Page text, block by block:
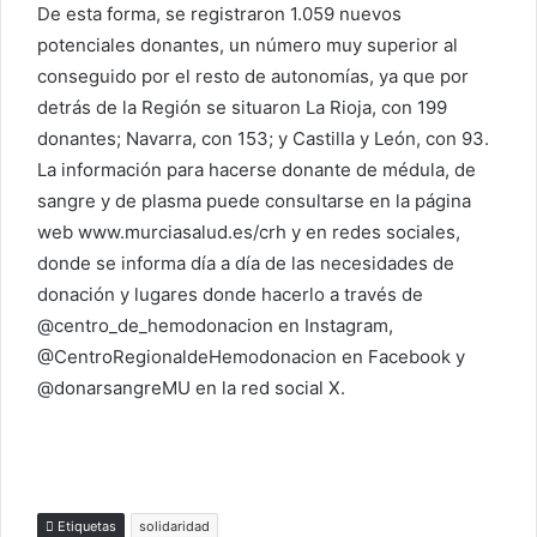
De esta forma, se registraron 1.059 nuevos
potenciales donantes, un número muy superior al
conseguido por el resto de autonomías, ya que por
detrás de la Región se situaron La Rioja, con 199
donantes; Navarra, con 153; y Castilla y León, con 93.
La información para hacerse donante de médula, de
sangre y de plasma puede consultarse en la página
web www.murciasalud.es/crh y en redes sociales,
donde se informa día a día de las necesidades de
donación y lugares donde hacerlo a través de
@centro_de_hemodonacion en Instagram,
@CentroRegionaldeHemodonacion en Facebook y
@donarsangreMU en la red social X.
Etiquetas solidaridad